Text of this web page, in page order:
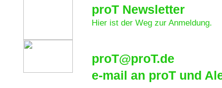
proT Newsletter
Hier ist der Weg zur Anmeldung.
proT@proT.de
e-mail an proT und